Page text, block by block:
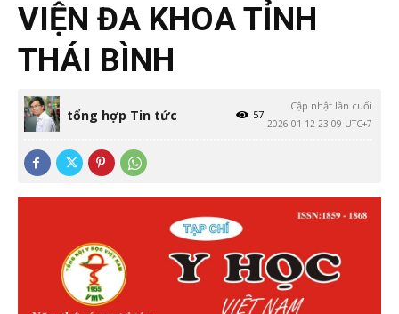
VIỆN ĐA KHOA TỈNH
THÁI BÌNH
tổng hợp Tin tức
Cập nhật lần cuối
2026-01-12 23:09 UTC+7
57